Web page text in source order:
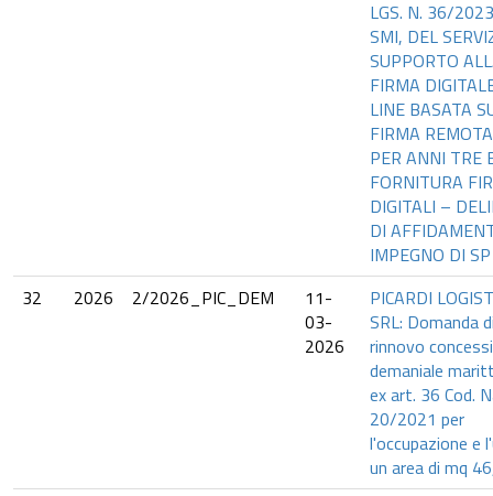
LGS. N. 36/
SMI, DEL
SUPPORTO
FIRMA
LINE BASATA
FIRMA
PER ANNI TRE
FORNITURA
DIGITALI –
DI
IMPEGNO DI SP
32
2026 2/2026_PIC_DEM
11-
03-
2026
PICARDI
SRL: Domanda
rinnovo
demaniale
ex art. 36 Cod.
20/2021 per
l'occupazione e
un area di mq